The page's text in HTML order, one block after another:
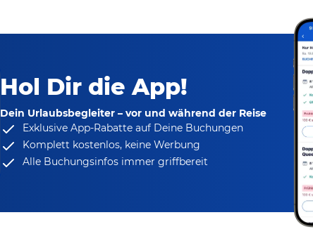
Hol Dir die App!
Dein Urlaubsbegleiter – vor und während der Reise
Exklusive App-Rabatteauf Deine Buchungen
Komplett kostenlos, keine Werbung
Alle Buchungsinfos immer griffbereit